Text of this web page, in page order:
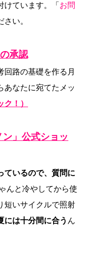
けています。「 お問
い。
承認
回路の基礎を作る月
あなたに宛てたメッ
ク！）
」公式ショッ
ているので、質問に
んと冷やしてから使
短いサイクルで照射
には十分間に合う ん